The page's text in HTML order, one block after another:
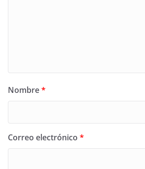
Nombre*
Correo electrónico *